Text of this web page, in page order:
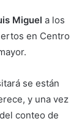
Miguel a los
en Centro
se están
y una vez
conteo de